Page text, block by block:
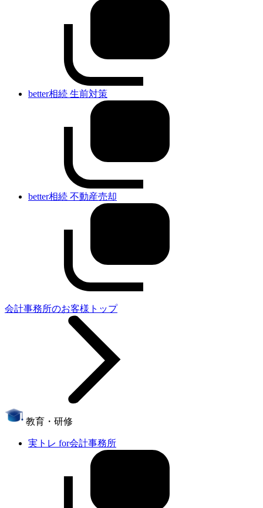
better相続 生前対策
better相続 不動産売却
会計事務所のお客様トップ
教育・研修
実トレ for会計事務所